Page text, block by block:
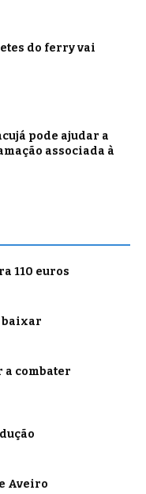
do ferry vai
pode ajudar a
associada à
110 euros
baixar
a combater
Aveiro